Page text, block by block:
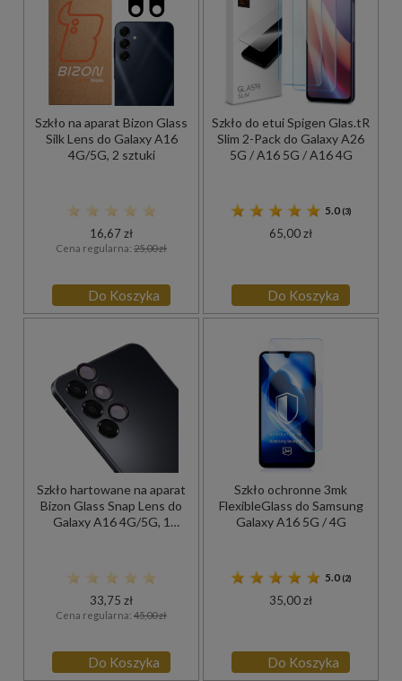
Szkło na aparat Bizon Glass
Silk Lens do Galaxy A16
4G/5G, 2 sztuki
16,67 zł
Cena regularna: 25,00 zł
Do Koszyka
Szkło do etui Spigen Glas.tR
Slim 2-Pack do Galaxy A26
5G / A16 5G / A16 4G
5.0 (3)
65,00 zł
Do Koszyka
Szkło hartowane na aparat
Bizon Glass Snap Lens do
Galaxy A16 4G/5G, 1
33,75 zł
Cena regularna: 45,00 zł
Do Koszyka
Szkło ochronne 3mk
FlexibleGlass do Samsung
Galaxy A16 5G / 4G
5.0 (2)
35,00 zł
Do Koszyka